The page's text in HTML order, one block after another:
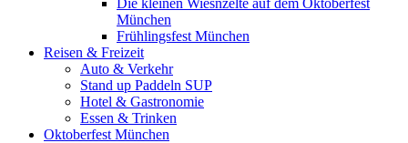
Die kleinen Wiesnzelte auf dem Oktoberfest
München
Frühlingsfest München
Reisen & Freizeit
Auto & Verkehr
Stand up Paddeln SUP
Hotel & Gastronomie
Essen & Trinken
Oktoberfest München